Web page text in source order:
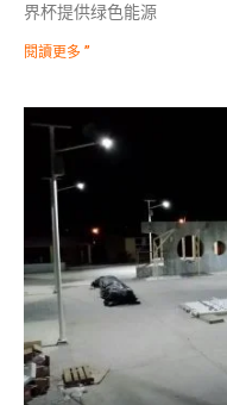
界杯提供绿色能源
閱讀更多 ”